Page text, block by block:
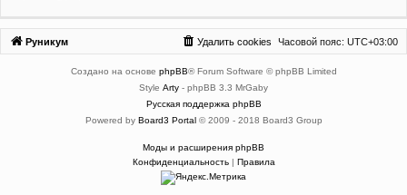
Руникум Часовой пояс: UTC+03:00
Удалить cookies
Создано на основе phpBB® Forum Software © phpBB Limited
Style Arty - phpBB 3.3 MrGaby
Русская поддержка phpBB
Powered by Board3 Portal© 2009 - 2018 Board3 Group
Моды и расширения phpBB
Конфиденциальность| Правила